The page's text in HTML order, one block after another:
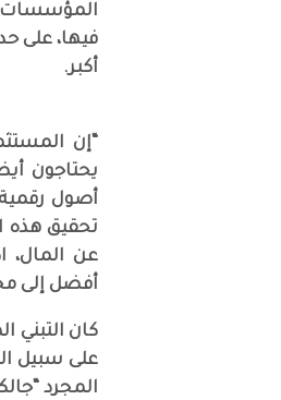
فيها، على
أكبر.
“إن
يحتاجون
أصول
تحقيق هذه
عن
أفضل إلى
كان
على سبيل
المجرد